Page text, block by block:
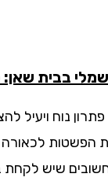
בבית שאן:
נוח ויעיל
לכאורה של
שיש לקחת